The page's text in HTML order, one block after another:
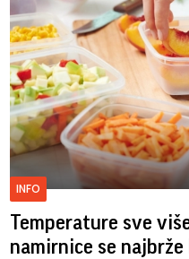
INFO
Temperature sve
namirnice se